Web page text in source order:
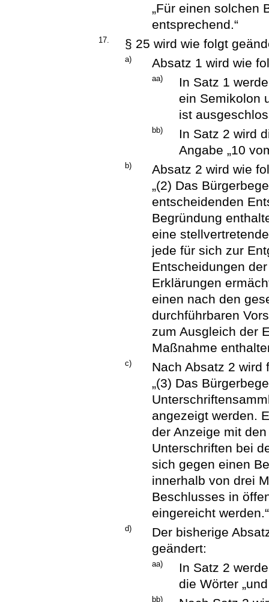
„Für einen solchen
entsprechend.“
17. § 25 wird wie folgt
a) Absatz 1 wird wie
aa)
In Satz 1
ein Semikolon
ist
bb)
In Satz 2 wird
Angabe „10
b)
Absatz 2 wird wie
„(2) Das
entscheidenden
Begründung
eine
jede für sich zur
Entscheidungen
Erklärungen
einen nach den
durchführbaren
zum Ausgleich der
Maßnahme
c)
Nach Absatz 2 wird
„(3) Das
angezeigt werden.
der Anzeige mit
Unterschriften bei
sich gegen einen
innerhalb von drei
Beschlusses in
eingereicht werden.“
d)
Der bisherige
geändert:
aa)
In Satz 2
die Wörter
bb)